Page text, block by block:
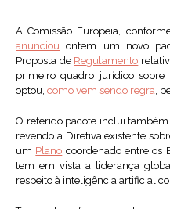
A Comissão Europeia,
anunciou ontem um novo
Proposta de Regulamento
primeiro quadro jurídico sobre
optou, como vem sendo regra,
O referido pacote inclui
revendo a Diretiva existente
um Plano coordenado entre os
tem em vista a liderança
respeito à inteligência artificial